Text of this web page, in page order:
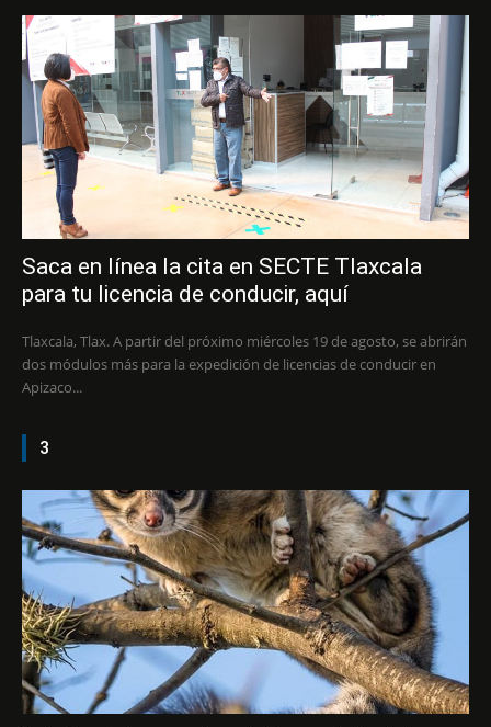
Saca en línea la cita en SECTE Tlaxcala
para tu licencia de conducir, aquí
Tlaxcala, Tlax. A partir del próximo miércoles 19 de agosto, se abrirán
dos módulos más para la expedición de licencias de conducir en
Apizaco...
3